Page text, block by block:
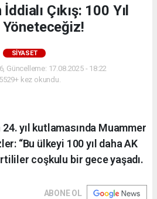
Çıkış: 100 Yıl
Yöneteceğiz!
SIYASET
Güncelleme: 17.08.2025 - 18:22
kez okundu.
yıl kutlamasında Muammer
“Bu ülkeyi 100 yıl daha AK
coşkulu bir gece yaşadı.
ABONE OL